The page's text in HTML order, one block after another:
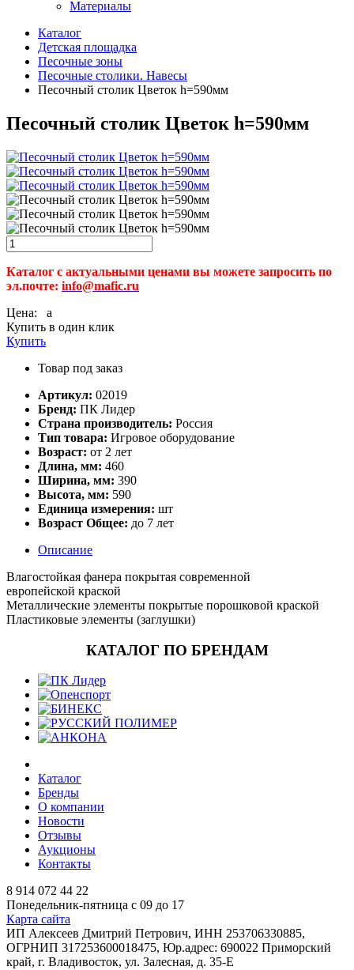
Материалы
Каталог
Детская площадка
Песочные зоны
Песочные столики. Навесы
Песочный столик Цветок h=590мм
Песочный столик Цветок h=590мм
Каталог с актуальными ценами вы можете запросить по
эл.почте: info@mafic.ru
Цена:
a
Купить в один клик
Купить
Товар под заказ
Артикул: 02019
Бренд: ПК Лидер
Страна производитель: Россия
Тип товара: Игровое оборудование
Возраст: от 2 лет
Длина, мм: 460
Ширина, мм: 390
Высота, мм: 590
Единица измерения: шт
Возраст Общее: до 7 лет
Описание
Влагостойкая фанера покрытая современной
европейской краской
Металлические элементы покрытые порошковой краской
Пластиковые элементы (заглушки)
КАТАЛОГ ПО БРЕНДАМ
Каталог
Бренды
О компании
Новости
Отзывы
Аукционы
Контакты
8 914 072 44 22
Понедельник-пятница с 09 до 17
Карта сайта
ИП Алексеев Дмитрий Петрович, ИНН 253706330885,
ОГРНИП 317253600018475, Юр.адрес: 690022 Приморский
край, г. Владивосток, ул. Залесная, д. 35-Е